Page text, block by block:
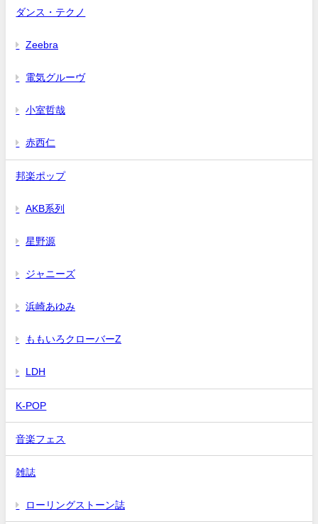
ダンス・テクノ
Zeebra
電気グルーヴ
小室哲哉
赤西仁
邦楽ポップ
AKB系列
星野源
ジャニーズ
浜崎あゆみ
ももいろクローバーZ
LDH
K-POP
音楽フェス
雑誌
ローリングストーン誌